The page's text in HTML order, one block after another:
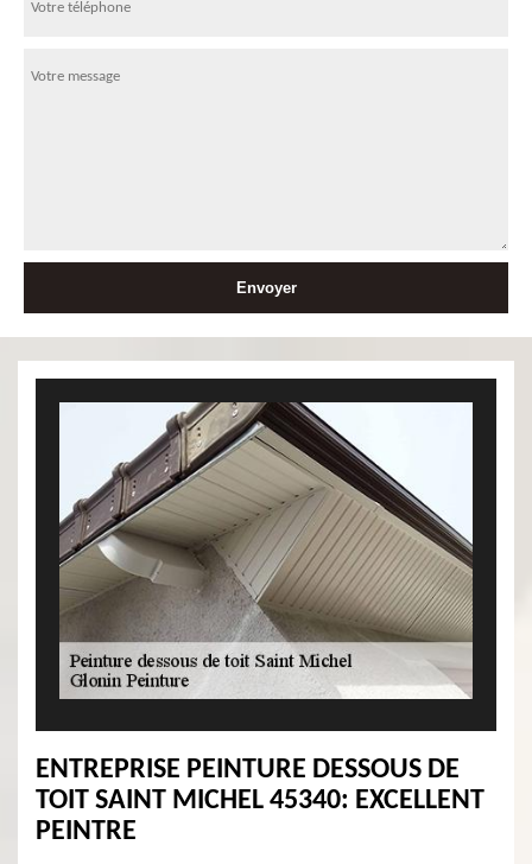
ENTREPRISE PEINTURE DESSOUS DE
TOIT SAINT MICHEL 45340: EXCELLENT
PEINTRE